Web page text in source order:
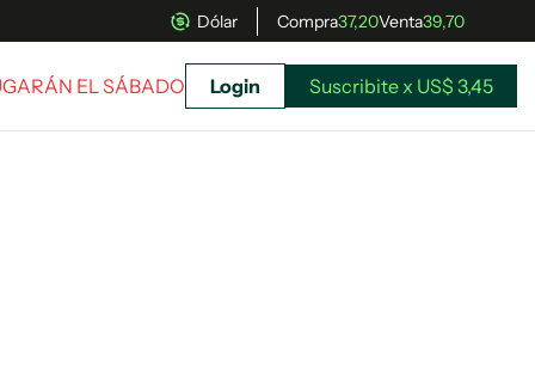
Dólar Compra37,20Venta39,70
EL SÁBADO Login Suscribite x US$ 3,45